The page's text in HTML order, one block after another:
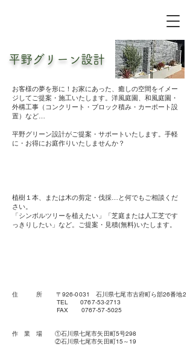
平野グリーン設計
お客様の夢を形に！お家にあった、癒しの空間をイメー
ジしてご提案・施工いたします。洋風庭園、和風庭園・
外構工事（コンクリート・ブロック積み・カーポート設
置）など…
平野グリーン設計がご提案・サポートいたします。手軽
に・お得にお庭作りいたしませんか？
植樹１本、または木の剪定・伐採…と何でもご相談くだ
さい。
「シンボルツリーを植えたい」「芝庭または人工芝です
っきりしたい」など。ご提案・見積(無料)いたします。
住 所 〒926‐0031 石川県七尾市古府町ら部26番地2
TEL 0767‐53‐2713
FAX 0767‐57‐5025
作 業 場 ①石川県七尾市矢田町5号298
②石川県七尾市矢田町15～19